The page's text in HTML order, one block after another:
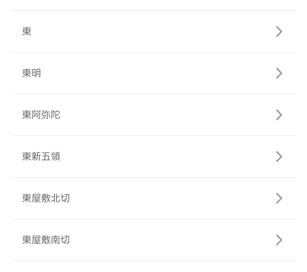
東
東明
東阿弥陀
東新五領
東屋敷北切
東屋敷南切